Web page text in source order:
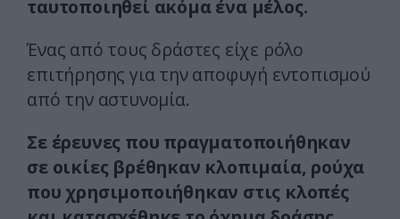
ταυτοποιηθεί ακόμα ένα μέλος.
Ένας από τους δράστες είχε ρόλο
επιτήρησης για την αποφυγή εντοπισμού
από την αστυνομία.
Σε έρευνες που πραγματοποιήθηκαν
σε οικίες βρέθηκαν κλοπιμαία, ρούχα
που χρησιμοποιήθηκαν στις κλοπές